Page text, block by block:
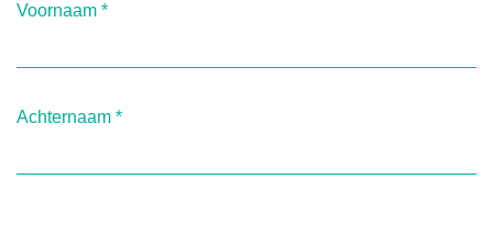
Voornaam *
Achternaam *